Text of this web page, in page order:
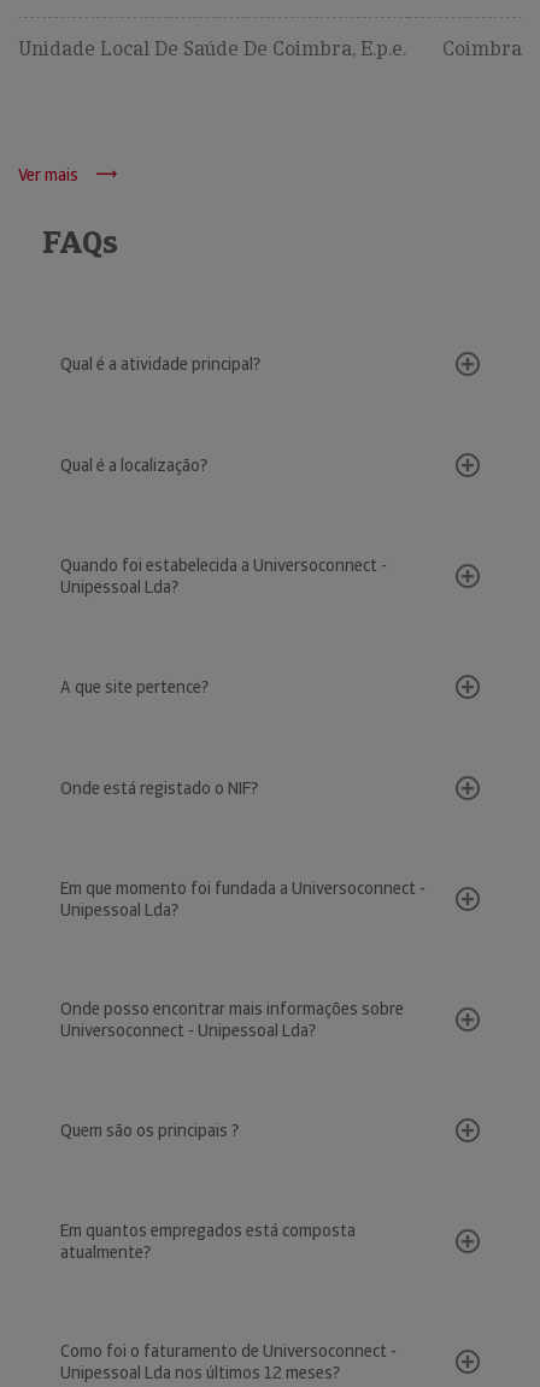
Unidade Local De Saúde De Coimbra, E.p.e. Coimbra
Ver mais
FAQs
Qual é a atividade principal?
Qual é a localização?
Quando foi estabelecida a Universoconnect -
Unipessoal Lda?
A que site pertence?
Onde está registado o NIF?
Em que momento foi fundada a Universoconnect -
Unipessoal Lda?
Onde posso encontrar mais informações sobre
Universoconnect - Unipessoal Lda?
Quem são os principais ?
Em quantos empregados está composta
atualmente?
Como foi o faturamento de Universoconnect -
Unipessoal Lda nos últimos 12 meses?